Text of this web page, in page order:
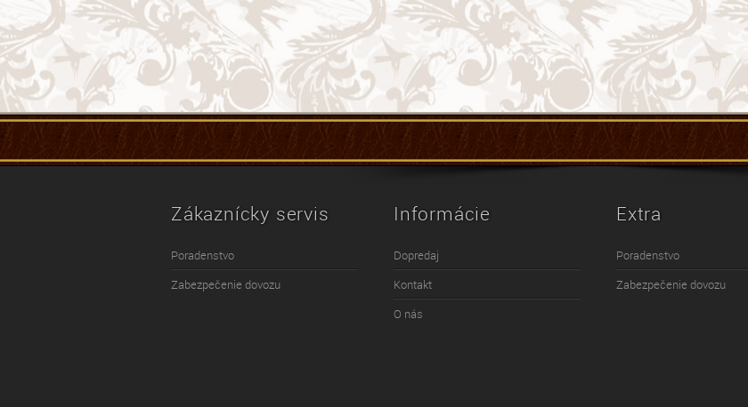
Zákaznícky servis
Poradenstvo
Zabezpečenie dovozu
Informácie
Dopredaj
Kontakt
O nás
Extra
Poradenstvo
Zabezpečenie dovozu